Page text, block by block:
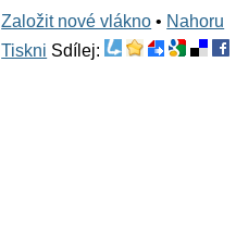
Založit nové vlákno • Nahoru
Tiskni Sdílej: